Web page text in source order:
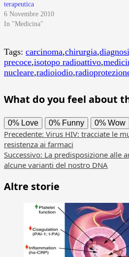
terapeutica
6 Novembre 2010
In "Medicina"
Tags: carcinoma,chirurgia,diagnosi
precoce,isotopo radioattivo,
nucleare,radioiodio,
What do you feel about
0% Love 0% Funny 0% Wow
Navigazione
articolo
Precedente: Virus HIV: tracciate le
resistenza ai farmaci
Successivo: La predisposizione alle
alcune varianti del nostro DNA
Altre storie